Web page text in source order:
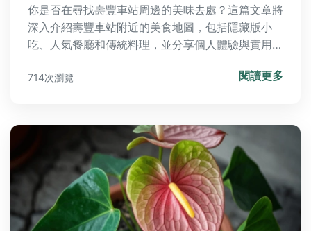
你是否在尋找壽豐車站周邊的美味去處？這篇文章將
深入介紹壽豐車站附近的美食地圖，包括隱藏版小
吃、人氣餐廳和傳統料理，並分享個人體驗與實用建
餐館，應有盡有！
714次瀏覽 閱讀更多